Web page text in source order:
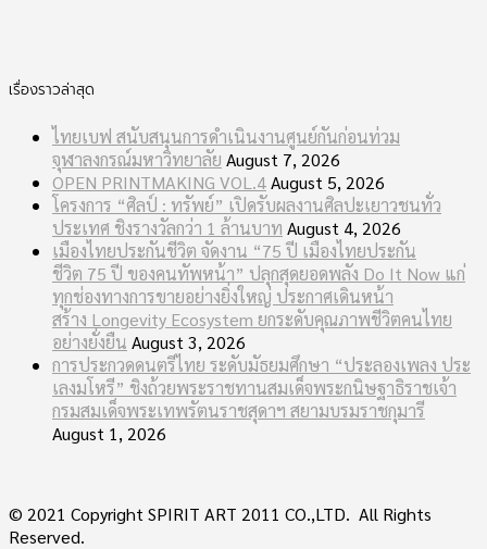
เรื่องราวล่าสุด
ไทยเบฟ สนับสนุนการดำเนินงานศูนย์กันก่อนท่วม
จุฬาลงกรณ์มหาวิทยาลัย August 7, 2026
OPEN PRINTMAKING VOL.4August 5, 2026
โครงการ “ศิลป์ : ทรัพย์” เปิดรับผลงานศิลปะเยาวชนทั่ว
ประเทศ ชิงรางวัลกว่า 1 ล้านบาท August 4, 2026
เมืองไทยประกันชีวิต จัดงาน “75 ปี เมืองไทยประกัน
ชีวิต 75 ปี ของคนทัพหน้า” ปลุกสุดยอดพลัง Do It Now แก่
ทุกช่องทางการขายอย่างยิ่งใหญ่ ประกาศเดินหน้า
สร้าง Longevity Ecosystem ยกระดับคุณภาพชีวิตคนไทย
อย่างยั่งยืน August 3, 2026
การประกวดดนตรีไทย ระดับมัธยมศึกษา “ประลองเพลง ประ
เลงมโหรี” ชิงถ้วยพระราชทานสมเด็จพระกนิษฐาธิราชเจ้า
กรมสมเด็จพระเทพรัตนราชสุดาฯ สยามบรมราชกุมารี
August 1, 2026
© 2021 Copyright SPIRIT ART 2011 CO.,LTD. All Rights
Reserved.